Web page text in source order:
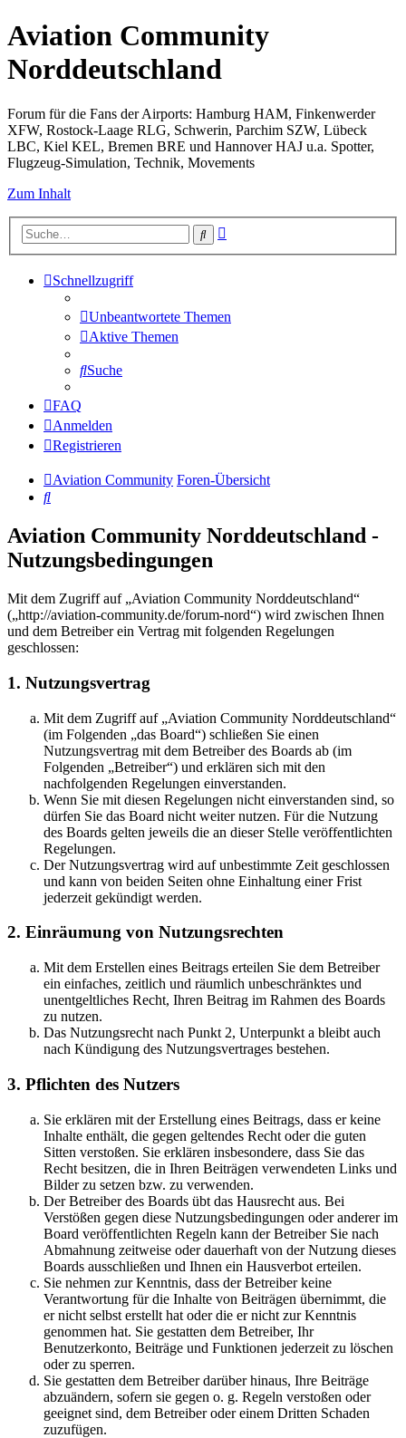
Aviation Community
Norddeutschland
Forum für die Fans der Airports: Hamburg HAM, Finkenwerder
XFW, Rostock-Laage RLG, Schwerin, Parchim SZW, Lübeck
LBC, Kiel KEL, Bremen BRE und Hannover HAJ u.a. Spotter,
Flugzeug-Simulation, Technik, Movements
Zum Inhalt
Suche
Schnellzugriff
Unbeantwortete Themen
Aktive Themen
Suche
FAQ
Anmelden
Registrieren
Aviation Community Foren-Übersicht
Suche
Aviation Community Norddeutschland -
Nutzungsbedingungen
Mit dem Zugriff auf „Aviation Community Norddeutschland“
(„http://aviation-community.de/forum-nord“) wird zwischen Ihnen
und dem Betreiber ein Vertrag mit folgenden Regelungen
geschlossen:
1. Nutzungsvertrag
Mit dem Zugriff auf „Aviation Community Norddeutschland“
(im Folgenden „das Board“) schließen Sie einen
Nutzungsvertrag mit dem Betreiber des Boards ab (im
Folgenden „Betreiber“) und erklären sich mit den
nachfolgenden Regelungen einverstanden.
Wenn Sie mit diesen Regelungen nicht einverstanden sind, so
dürfen Sie das Board nicht weiter nutzen. Für die Nutzung
des Boards gelten jeweils die an dieser Stelle veröffentlichten
Regelungen.
Der Nutzungsvertrag wird auf unbestimmte Zeit geschlossen
und kann von beiden Seiten ohne Einhaltung einer Frist
jederzeit gekündigt werden.
2. Einräumung von Nutzungsrechten
Mit dem Erstellen eines Beitrags erteilen Sie dem Betreiber
ein einfaches, zeitlich und räumlich unbeschränktes und
unentgeltliches Recht, Ihren Beitrag im Rahmen des Boards
zu nutzen.
Das Nutzungsrecht nach Punkt 2, Unterpunkt a bleibt auch
nach Kündigung des Nutzungsvertrages bestehen.
3. Pflichten des Nutzers
Sie erklären mit der Erstellung eines Beitrags, dass er keine
Inhalte enthält, die gegen geltendes Recht oder die guten
Sitten verstoßen. Sie erklären insbesondere, dass Sie das
Recht besitzen, die in Ihren Beiträgen verwendeten Links und
Bilder zu setzen bzw. zu verwenden.
Der Betreiber des Boards übt das Hausrecht aus. Bei
Verstößen gegen diese Nutzungsbedingungen oder anderer im
Board veröffentlichten Regeln kann der Betreiber Sie nach
Abmahnung zeitweise oder dauerhaft von der Nutzung dieses
Boards ausschließen und Ihnen ein Hausverbot erteilen.
Sie nehmen zur Kenntnis, dass der Betreiber keine
Verantwortung für die Inhalte von Beiträgen übernimmt, die
er nicht selbst erstellt hat oder die er nicht zur Kenntnis
genommen hat. Sie gestatten dem Betreiber, Ihr
Benutzerkonto, Beiträge und Funktionen jederzeit zu löschen
oder zu sperren.
Sie gestatten dem Betreiber darüber hinaus, Ihre Beiträge
abzuändern, sofern sie gegen o. g. Regeln verstoßen oder
geeignet sind, dem Betreiber oder einem Dritten Schaden
zuzufügen.